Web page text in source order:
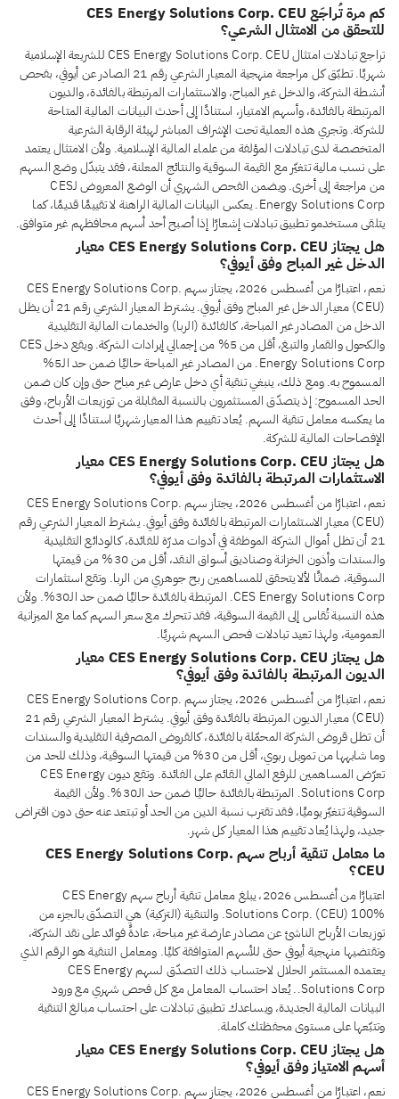
كم مرة تُراجَع CES Energy Solutions Corp. CEU
للتحقق من الامتثال الشرعي؟
تراجع تبادلات امتثال CES Energy Solutions Corp. CEU للشريعة الإسلامية
شهريًا. تطبّق كل مراجعة منهجية المعيار الشرعي رقم 21 الصادر عن أيوفي، بفحص
أنشطة الشركة، والدخل غير المباح، والاستثمارات المرتبطة بالفائدة، والديون
المرتبطة بالفائدة، وأسهم الامتياز، استنادًا إلى أحدث البيانات المالية المتاحة
للشركة. وتجري هذه العملية تحت الإشراف المباشر لهيئة الرقابة الشرعية
المتخصصة لدى تبادلات المؤلفة من علماء المالية الإسلامية. ولأن الامتثال يعتمد
على نسب مالية تتغيّر مع القيمة السوقية والنتائج المعلنة، فقد يتبدّل وضع السهم
من مراجعة إلى أخرى. ويضمن الفحص الشهري أن الوضع المعروض لـCES
Energy Solutions Corp. يعكس البيانات المالية الراهنة لا تقييمًا قديمًا، كما
يتلقى مستخدمو تطبيق تبادلات إشعارًا إذا أصبح أحد أسهم محافظهم غير متوافق.
هل يجتاز CES Energy Solutions Corp. CEU معيار
الدخل غير المباح وفق أيوفي؟
نعم، اعتبارًا من أغسطس 2026، يجتاز سهم CES Energy Solutions Corp.
(CEU) معيار الدخل غير المباح وفق أيوفي. يشترط المعيار الشرعي رقم 21 أن يظل
الدخل من المصادر غير المباحة، كالفائدة (الربا) والخدمات المالية التقليدية
والكحول والقمار والتبغ، أقل من 5% من إجمالي إيرادات الشركة. ويقع دخل CES
Energy Solutions Corp. من المصادر غير المباحة حاليًا ضمن حد الـ5%
المسموح به. ومع ذلك، ينبغي تنقية أي دخل عارض غير مباح حتى وإن كان ضمن
الحد المسموح: إذ يتصدّق المستثمرون بالنسبة المقابلة من توزيعات الأرباح، وفق
ما يعكسه معامل تنقية السهم. يُعاد تقييم هذا المعيار شهريًا استنادًا إلى أحدث
الإفصاحات المالية للشركة.
هل يجتاز CES Energy Solutions Corp. CEU معيار
الاستثمارات المرتبطة بالفائدة وفق أيوفي؟
نعم، اعتبارًا من أغسطس 2026، يجتاز سهم CES Energy Solutions Corp.
(CEU) معيار الاستثمارات المرتبطة بالفائدة وفق أيوفي. يشترط المعيار الشرعي رقم
21 أن تظل أموال الشركة الموظفة في أدوات مدرّة للفائدة، كالودائع التقليدية
والسندات وأذون الخزانة وصناديق أسواق النقد، أقل من 30% من قيمتها
السوقية، ضمانًا لألا يتحقق للمساهمين ربح جوهري من الربا. وتقع استثمارات
CES Energy Solutions Corp. المرتبطة بالفائدة حاليًا ضمن حد الـ30%. ولأن
هذه النسبة تُقاس إلى القيمة السوقية، فقد تتحرك مع سعر السهم كما مع الميزانية
العمومية، ولهذا تعيد تبادلات فحص السهم شهريًا.
هل يجتاز CES Energy Solutions Corp. CEU معيار
الديون المرتبطة بالفائدة وفق أيوفي؟
نعم، اعتبارًا من أغسطس 2026، يجتاز سهم CES Energy Solutions Corp.
(CEU) معيار الديون المرتبطة بالفائدة وفق أيوفي. يشترط المعيار الشرعي رقم 21
أن تظل قروض الشركة المحمّلة بالفائدة، كالقروض المصرفية التقليدية والسندات
وما شابهها من تمويل ربوي، أقل من 30% من قيمتها السوقية، وذلك للحد من
تعرّض المساهمين للرفع المالي القائم على الفائدة. وتقع ديون CES Energy
Solutions Corp. المرتبطة بالفائدة حاليًا ضمن حد الـ30%. ولأن القيمة
السوقية تتغيّر يوميًا، فقد تقترب نسبة الدين من الحد أو تبتعد عنه حتى دون اقتراض
جديد، ولهذا يُعاد تقييم هذا المعيار كل شهر.
ما معامل تنقية أرباح سهم CES Energy Solutions Corp.
CEU؟
اعتبارًا من أغسطس 2026، يبلغ معامل تنقية أرباح سهم CES Energy
Solutions Corp. (CEU) 100%. والتنقية (التزكية) هي التصدّق بالجزء من
توزيعات الأرباح الناشئ عن مصادر عارضة غير مباحة، عادةً فوائد على نقد الشركة،
وتقتضيها منهجية أيوفي حتى للأسهم المتوافقة كليًا. ومعامل التنقية هو الرقم الذي
يعتمده المستثمر الحلال لاحتساب ذلك التصدّق لسهم CES Energy
Solutions Corp.. يُعاد احتساب المعامل مع كل فحص شهري مع ورود
البيانات المالية الجديدة، ويساعدك تطبيق تبادلات على احتساب مبالغ التنقية
وتتبّعها على مستوى محفظتك كاملة.
هل يجتاز CES Energy Solutions Corp. CEU معيار
أسهم الامتياز وفق أيوفي؟
نعم، اعتبارًا من أغسطس 2026، يجتاز سهم CES Energy Solutions Corp.